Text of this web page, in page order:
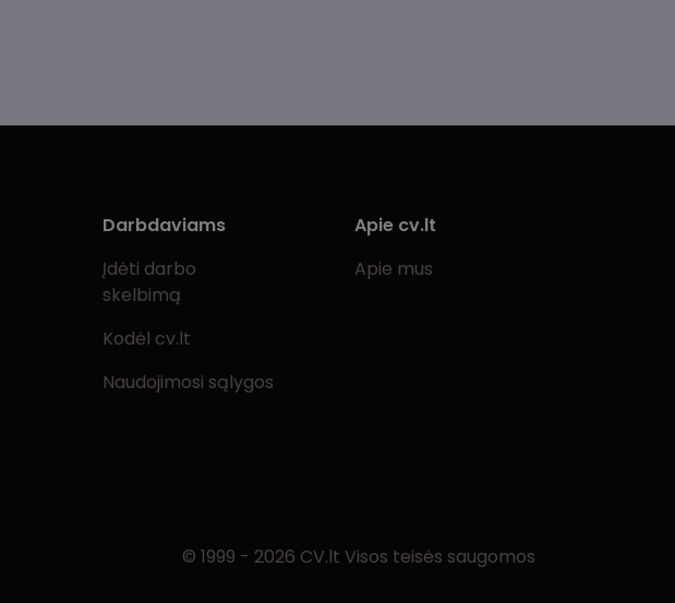
Darbdaviams
Įdėti darbo
skelbimą
Kodėl cv.lt
Naudojimosi sąlygos
Apie cv.lt
Apie mus
© 1999 - 2026 CV.lt Visos teisės saugomos